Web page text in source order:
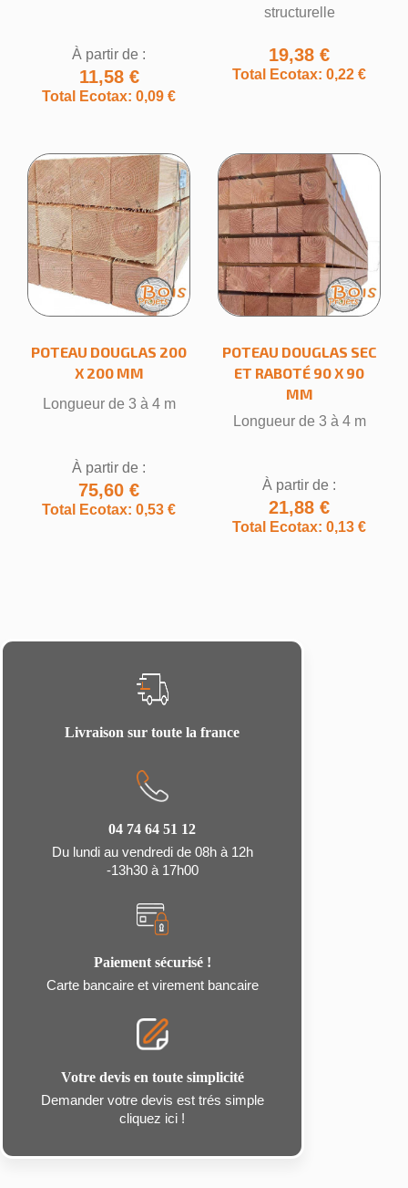
À partir de :
11,58 €
Total Ecotax: 0,09 €
structurelle
19,38 €
Total Ecotax: 0,22 €
POTEAU DOUGLAS 200
X 200 MM
Longueur de 3 à 4 m
À partir de :
75,60 €
Total Ecotax: 0,53 €
POTEAU DOUGLAS SEC
ET RABOTÉ 90 X 90
MM
Longueur de 3 à 4 m
À partir de :
21,88 €
Total Ecotax: 0,13 €
Livraison sur toute la france
04 74 64 51 12
Du lundi au vendredi de 08h à 12h
-13h30 à 17h00
Paiement sécurisé !
Carte bancaire et virement bancaire
Votre devis en toute simplicité
Demander votre devis est trés simple
cliquez ici !